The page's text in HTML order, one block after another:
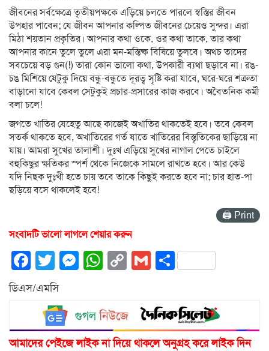
জীবনের সর্বক্ষেত্রে তৃতীয়পক্ষকে এড়িয়ে চলতে পারলে স্বস্তির জীবন
উপহার পাবেন; যে জীবন আপনার কল্পিত জীবনের চেয়েও সুন্দর। এরা
মিঠা শয়তান প্রকৃতির। আপনার কথা ওকে, ওর কথা তাকে, তার কথা
আপনার কানে তুলে তুলে এরা মন-মস্তিষ্ক বিষিয়ে তুলবে। অথচ তাদের
সবচেয়ে বড় গুন(!) তারা কোন ভালো কথা, উপকারী ব্যথা ছড়াবে না। রঙ-
চঙ মিশিয়ে যেটুকু দিয়ে বন্ধু-বন্ধুতে দূরত্ব সৃষ্টি করা যাবে, ঘরে-ঘরে শত্রুতা
বাড়ানো যাবে কেবল সেটুকুই প্রচার-প্রসারের কাজ করবে। অবৈতনিক কর্মী
বলা চলে!
জগতে খাতির যেহেতু আছে কাজেই অখাতির থাকতেই হবে। তবে কেবল
সতর্ক থাকতে হবে, অখাতিরের গর্ত যাতে খাতিরের বিস্তৃতিকের ছাড়িয়ে না
যায়। আমরা সুখের তালাশী। দুঃখ এড়িয়ে সুখের নাগাল পেতে চাইলে
বহুকিছুর ক্ষতিকর স্পর্শ থেকে নিজেকে সামলে রাখতে হবে। আর কেউ
যদি নিছক দুঃখী হতে চায় তবে তাকে কিছুই করতে হবে না; চার হাত-পা
ছড়িয়ে বসে থাকলেই হবে!
🖨 Print
সংবাদটি ভালো লাগলে শেয়ার করুন
Facebook
Twitter
Messenger
WhatsApp
CopyGmailShare
ডিএস/এমসি
আমাদের পেইজে লাইক না দিয়ে থাকলে অনুগ্রহ করে লাইক দিন